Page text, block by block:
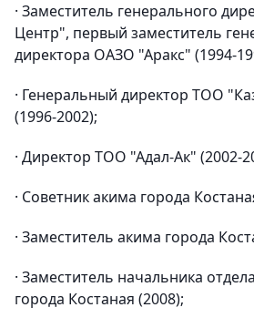
· Заместитель генерального
Центр", первый заместитель
директора ОАЗО "Аракс" (1994-
· Генеральный директор ТОО
(1996-2002);
· Директор ТОО "Адал-Ак" (2002-
· Советник акима города
· Заместитель акима города
· Заместитель начальника
города Костаная (2008);